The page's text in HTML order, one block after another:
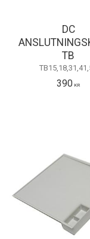
DC
TB
390 KR